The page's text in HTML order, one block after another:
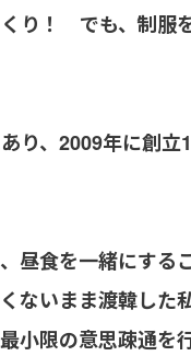
り！ でも、制服
り、2009年に創
昼食を一緒にす
ないまま渡韓し
小限の意思疎通